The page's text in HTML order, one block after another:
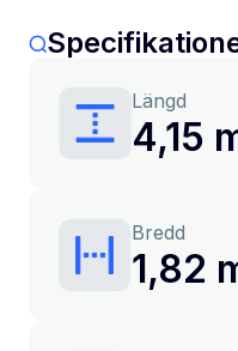
Längd
4,15
Bredd
1,82